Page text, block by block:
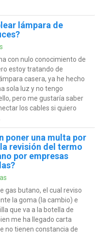
lámpara de
con nulo conocimiento de
estoy tratando de
casera, ya he hecho
sola luz y no tengo
pero me gustaría saber
los cables si quiero
poner una multa por
revisión del termo
por empresas
gas butano, el cual reviso
la goma (la cambio) e
que va a la botella de
me ha llegado carta
no tienen constancia de